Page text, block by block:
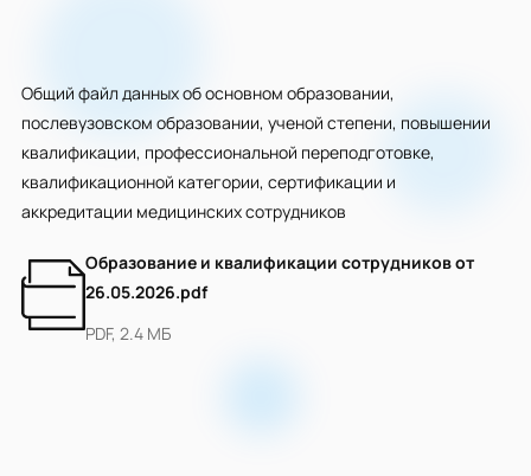
Общий файл данных об основном образовании,
послевузовском образовании, ученой степени, повышении
квалификации, профессиональной переподготовке,
квалификационной категории, сертификации и
аккредитации медицинских сотрудников
Образование и квалификации сотрудников от
26.05.2026.pdf
PDF, 2.4 МБ